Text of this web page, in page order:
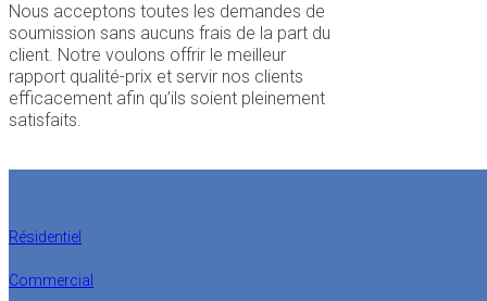
Nous acceptons toutes les demandes de
soumission sans aucuns frais de la part du
client. Notre voulons offrir le meilleur
rapport qualité-prix et servir nos clients
efficacement afin qu’ils soient pleinement
satisfaits.
Résidentiel
Commercial